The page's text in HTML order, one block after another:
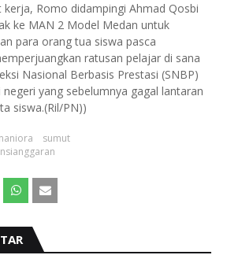
Romo didampingi Ahmad Qosbi
ke MAN 2 Model Medan untuk
para orang tua siswa pasca
ratusan pelajar di sana
Nasional Berbasis Prestasi (SNBP)
yang sebelumnya gagal lantaran
siswa.(Ril/PN))
sumut